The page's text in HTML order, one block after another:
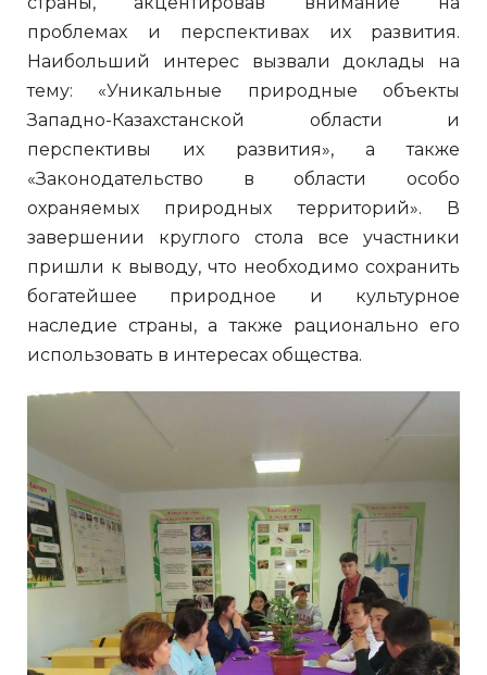
проблемах и перспективах их развития.
Наибольший интерес вызвали доклады на
тему: «Уникальные природные объекты
Западно-Казахстанской области и
перспективы их развития», а также
«Законодательство в области особо
охраняемых природных территорий». В
завершении круглого стола все участники
пришли к выводу, что необходимо сохранить
богатейшее природное и культурное
наследие страны, а также рационально его
использовать в интересах общества.